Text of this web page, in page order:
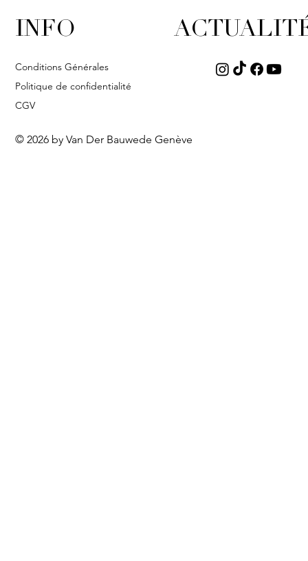
INFO
Conditions Générales
Politique de confidentialité
CGV
© 2026 by Van Der Bauwede Genève